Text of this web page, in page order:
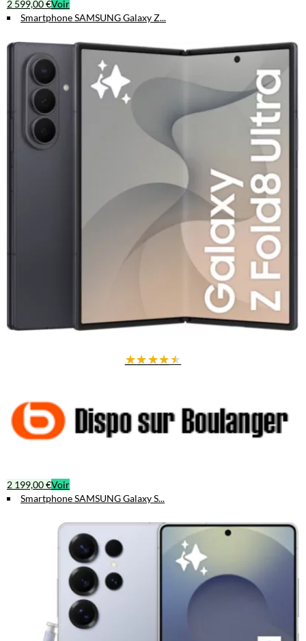
2 599,00 €Voir
Smartphone SAMSUNG Galaxy Z...
★★★★★
2 199,00 €Voir
Smartphone SAMSUNG Galaxy S...